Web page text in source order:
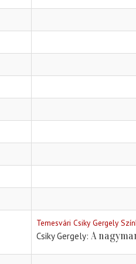
Temesvári Csiky Gergely
Csiky Gergely A